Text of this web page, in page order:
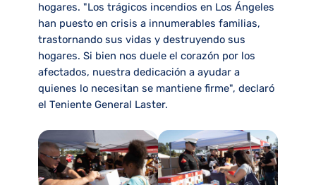
hogares. "Los trágicos incendios en Los Ángeles
han puesto en crisis a innumerables familias,
trastornando sus vidas y destruyendo sus
hogares. Si bien nos duele el corazón por los
afectados, nuestra dedicación a ayudar a
quienes lo necesitan se mantiene firme", declaró
el Teniente General Laster.